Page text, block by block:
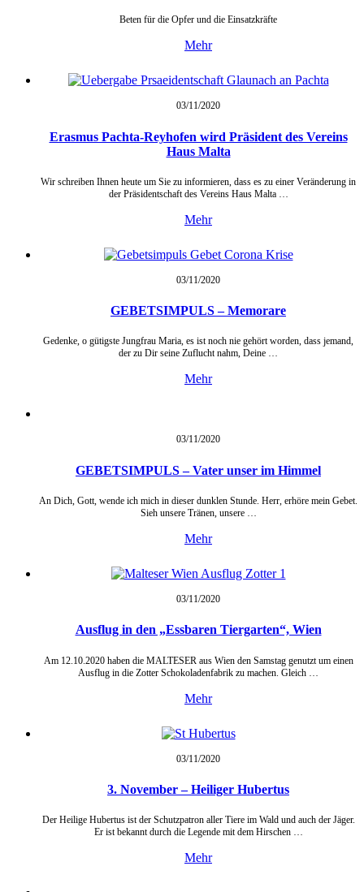
Beten für die Opfer und die Einsatzkräfte
Mehr
03/11/2020
Erasmus Pachta-Reyhofen wird Präsident des Vereins
Haus Malta
Wir schreiben Ihnen heute um Sie zu informieren, dass es zu einer Veränderung in
der Präsidentschaft des Vereins Haus Malta …
Mehr
03/11/2020
GEBETSIMPULS – Memorare
Gedenke, o gütigste Jungfrau Maria, es ist noch nie gehört worden, dass jemand,
der zu Dir seine Zuflucht nahm, Deine …
Mehr
03/11/2020
GEBETSIMPULS – Vater unser im Himmel
An Dich, Gott, wende ich mich in dieser dunklen Stunde. Herr, erhöre mein Gebet.
Sieh unsere Tränen, unsere …
Mehr
03/11/2020
Ausflug in den „Essbaren Tiergarten“, Wien
Am 12.10.2020 haben die MALTESER aus Wien den Samstag genutzt um einen
Ausflug in die Zotter Schokoladenfabrik zu machen. Gleich …
Mehr
03/11/2020
3. November – Heiliger Hubertus
Der Heilige Hubertus ist der Schutzpatron aller Tiere im Wald und auch der Jäger.
Er ist bekannt durch die Legende mit dem Hirschen …
Mehr